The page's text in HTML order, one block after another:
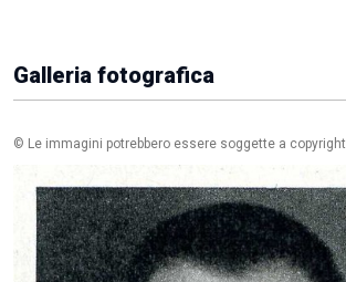
Galleria fotografica
© Le immagini potrebbero essere soggette a copyright